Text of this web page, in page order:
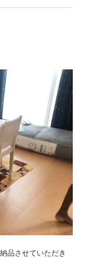
品させていただき